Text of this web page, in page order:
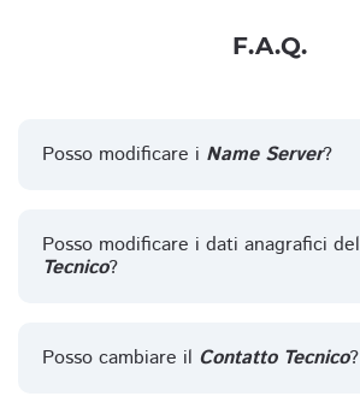
F.A.Q.
Posso modificare i Name Server?
Posso modificare i dati anagrafici del
Tecnico?
Posso cambiare il Contatto Tecnico?